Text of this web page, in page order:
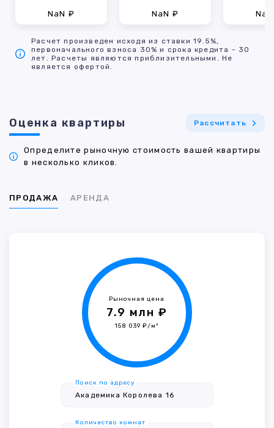
NaN ₽ NaN ₽
Расчет произведен исходя из ставки 19.5%,
первоначального взноса 30% и срока кредита - 30
лет. Расчеты являются приблизительными. Не
является офертой.
Оценка квартиры Рассчитать
Определите рыночную стоимость вашей квартиры
в несколько кликов.
ПРОДАЖА АРЕНДА
Рыночная цена
7.9 млн ₽
158 039 ₽/м²
Поиск по адресу
Количество комнат